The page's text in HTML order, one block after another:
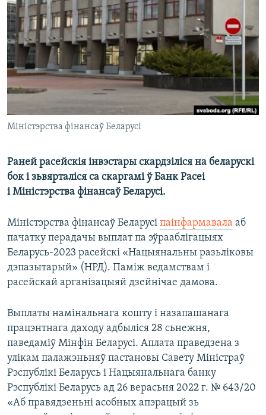
КУЛЬТУРА
КАЛЯНДАР
МОВА
НА ХВАЛЯХ СВАБОДЫ
Міністэрства фінансаў Беларусі
Раней расейскія інвэстары скардзіліся на беларускі
бок і зьвярталіся са скаргамі ў Банк Расеі
і Міністэрства фінансаў Беларусі.
Міністэрства фінансаў Беларусі паінфармавала аб
пачатку перадачы выплат па эўрааблігацыях
Беларусь-2023 расейскі «Нацыянальны разьліковы
дэпазытарый» (НРД). Паміж ведамствам і
расейскай арганізацыяй дзейнічае дамова.
Выплаты намінальнага кошту і назапашанага
працэнтнага даходу адбыліся 28 сьнежня,
паведаміў Мінфін Беларусі. Аплата праведзена з
улікам палажэньняў пастановы Савету Міністраў
Рэспублікі Беларусь і Нацыянальнага банку
Рэспублікі Беларусь ад 26 верасьня 2022 г. № 643/20
«Аб правядзеньні асобных апэрацый зь